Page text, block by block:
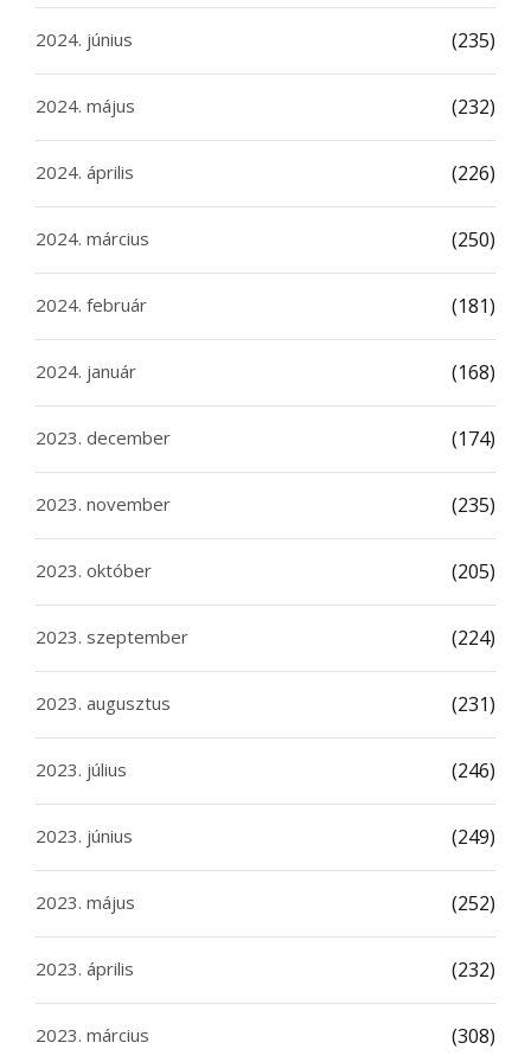
2024. június (235)
2024. május (232)
2024. április (226)
2024. március (250)
2024. február (181)
2024. január (168)
2023. december (174)
2023. november (235)
2023. október (205)
2023. szeptember (224)
2023. augusztus (231)
2023. július (246)
2023. június (249)
2023. május (252)
2023. április (232)
2023. március (308)